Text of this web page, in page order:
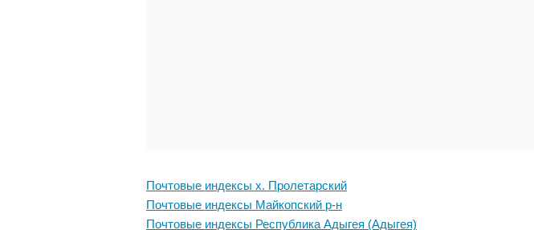
Почтовые индексы х. Пролетарский
Почтовые индексы Майкопский р-н
Почтовые индексы Республика Адыгея (Адыгея)